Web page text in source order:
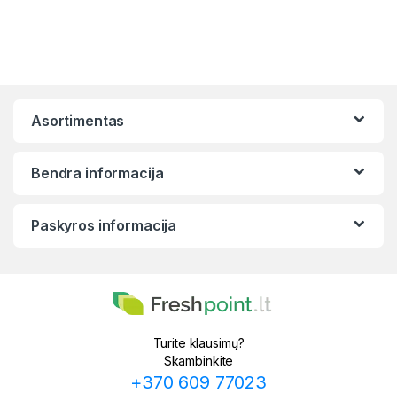
Asortimentas
Bendra informacija
Paskyros informacija
Turite klausimų?
Skambinkite
+370 609 77023